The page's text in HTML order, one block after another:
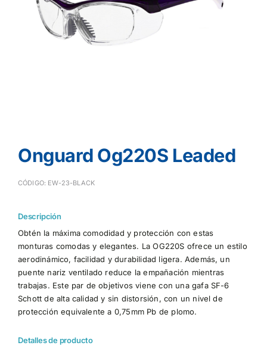
Onguard Og220S Leaded
CÓDIGO: EW-23-BLACK
Descripción
Obtén la máxima comodidad y protección con estas
monturas comodas y elegantes. La OG220S ofrece un estilo
aerodinámico, facilidad y durabilidad ligera. Además, un
puente nariz ventilado reduce la empañación mientras
trabajas. Este par de objetivos viene con una gafa SF-6
Schott de alta calidad y sin distorsión, con un nivel de
protección equivalente a 0,75mm Pb de plomo.
Detalles de producto